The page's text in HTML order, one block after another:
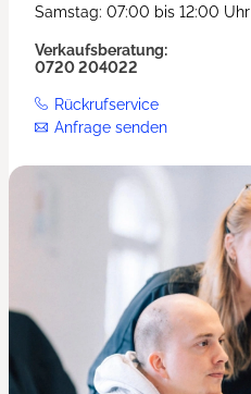
Samstag: 07:00 bis 12:00 Uhr
Verkaufsberatung:
0720 204022
Rückrufservice
Anfrage senden